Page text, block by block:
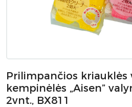
Prilimpančios kriauklės
kempinėlės „Aisen”
2vnt., BX811